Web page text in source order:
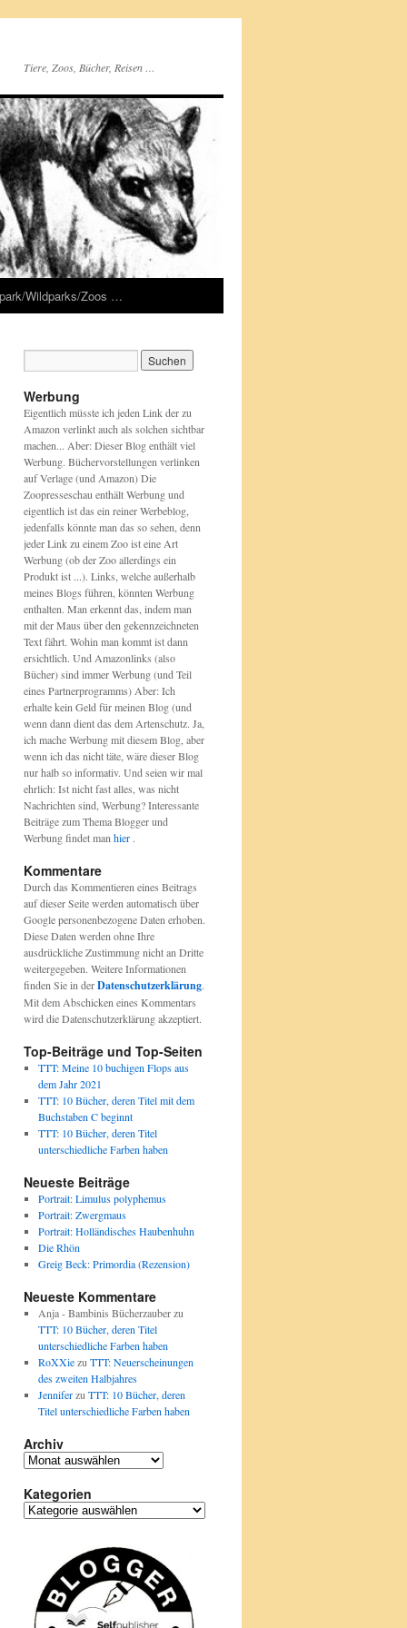
Tiere, Zoos, Bücher, Reisen …
Wildparks/Zoos …
Werbung
Eigentlich müsste ich jeden Link der zu
Amazon verlinkt auch als solchen sichtbar
machen... Aber: Dieser Blog enthält viel
Werbung. Büchervorstellungen verlinken
auf Verlage (und Amazon) Die
Zoopresseschau enthält Werbung und
eigentlich ist das ein reiner Werbeblog,
jedenfalls könnte man das so sehen, denn
jeder Link zu einem Zoo ist eine Art
Werbung (ob der Zoo allerdings ein
Produkt ist ...). Links, welche außerhalb
meines Blogs führen, könnten Werbung
enthalten. Man erkennt das, indem man
mit der Maus über den gekennzeichneten
Text fährt. Wohin man kommt ist dann
ersichtlich. Und Amazonlinks (also
Bücher) sind immer Werbung (und Teil
eines Partnerprogramms) Aber: Ich
erhalte kein Geld für meinen Blog (und
wenn dann dient das dem Artenschutz. Ja,
ich mache Werbung mit diesem Blog, aber
wenn ich das nicht täte, wäre dieser Blog
nur halb so informativ. Und seien wir mal
ehrlich: Ist nicht fast alles, was nicht
Nachrichten sind, Werbung? Interessante
Beiträge zum Thema Blogger und
Werbung findet man hier .
Kommentare
Durch das Kommentieren eines Beitrags
auf dieser Seite werden automatisch über
Google personenbezogene Daten erhoben.
Diese Daten werden ohne Ihre
ausdrückliche Zustimmung nicht an Dritte
weitergegeben. Weitere Informationen
finden Sie in derDatenschutzerklärung.
Mit dem Abschicken eines Kommentars
wird die Datenschutzerklärung akzeptiert.
Top-Beiträge und Top-Seiten
TTT: Meine 10 buchigen Flops aus
dem Jahr 2021
TTT: 10 Bücher, deren Titel mit dem
Buchstaben C beginnt
TTT: 10 Bücher, deren Titel
unterschiedliche Farben haben
Neueste Beiträge
Portrait: Limulus polyphemus
Portrait: Zwergmaus
Portrait: Holländisches Haubenhuhn
Die Rhön
Greig Beck: Primordia (Rezension)
Neueste Kommentare
Anja - Bambinis Bücherzauberzu
TTT: 10 Bücher, deren Titel
unterschiedliche Farben haben
RoXXiezu TTT: Neuerscheinungen
des zweiten Halbjahres
Jenniferzu TTT: 10 Bücher, deren
Titel unterschiedliche Farben haben
Archiv
Archiv
Kategorien
Kategorien